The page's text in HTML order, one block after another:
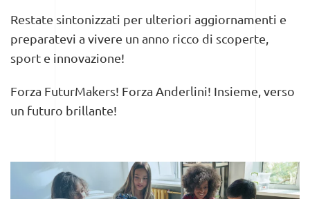
Restate sintonizzati per ulteriori aggiornamenti e
preparatevi a vivere un anno ricco di scoperte,
sport e innovazione!
Forza FuturMakers! Forza Anderlini! Insieme, verso
un futuro brillante!